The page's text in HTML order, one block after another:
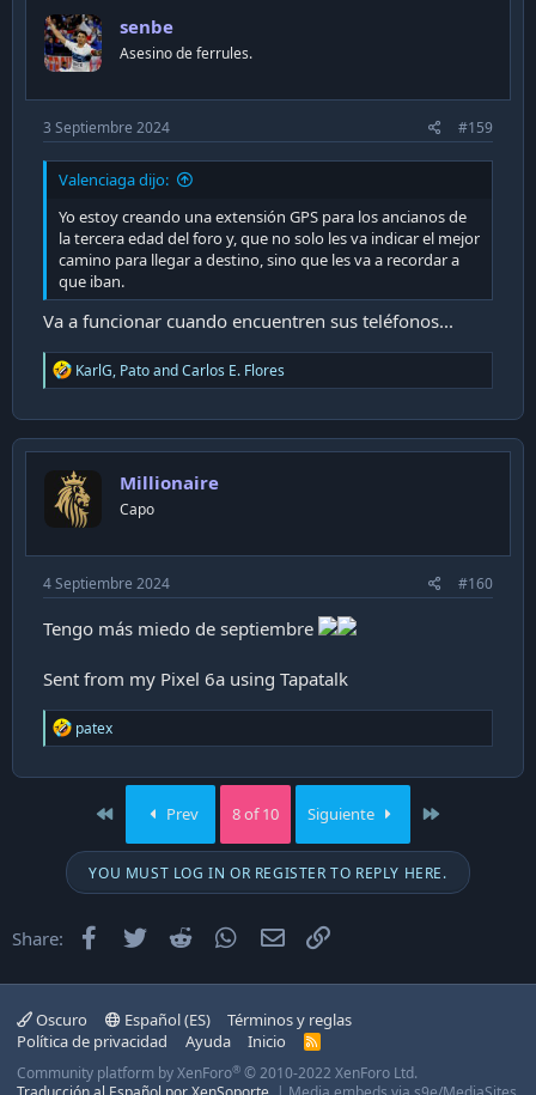
o
n
s
senbe
Asesino de ferrules.
3 Septiembre 2024 #159
Valenciaga dijo:
Yo estoy creando una extensión GPS para los ancianos de
la tercera edad del foro y, que no solo les va indicar el mejor
camino para llegar a destino, sino que les va a recordar a
que iban.
Va a funcionar cuando encuentren sus teléfonos...
R
e
c
t
o
n
s
KarlG, PatoandCarlos E. Flores
Millionaire
Capo
4 Septiembre 2024 #160
Tengo más miedo de septiembre
Sent from my Pixel 6a using Tapatalk
R
e
c
n
:
patex
Prev 8 of 10 Siguiente
YOU MUST LOG IN OR REGISTER TO REPLY HERE.
Share: Facebook
Twitter Reddit WhatsApp
Email
Oscuro Español (ES)
Términos y reglas
Política de privacidad
Ayuda Inicio
R
S
Community platform by XenForo® © 2010-2022 XenForo Ltd.